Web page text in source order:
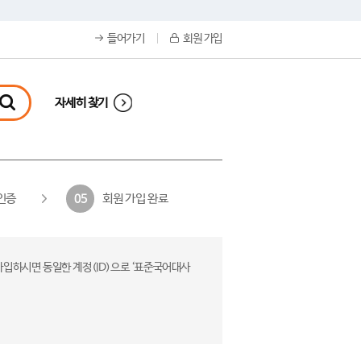
들어가기 회원 가입
자세히 찾기
증 05 회원 가입 완료
하시면 동일한 계정(ID)으로 ‘표준국어대사